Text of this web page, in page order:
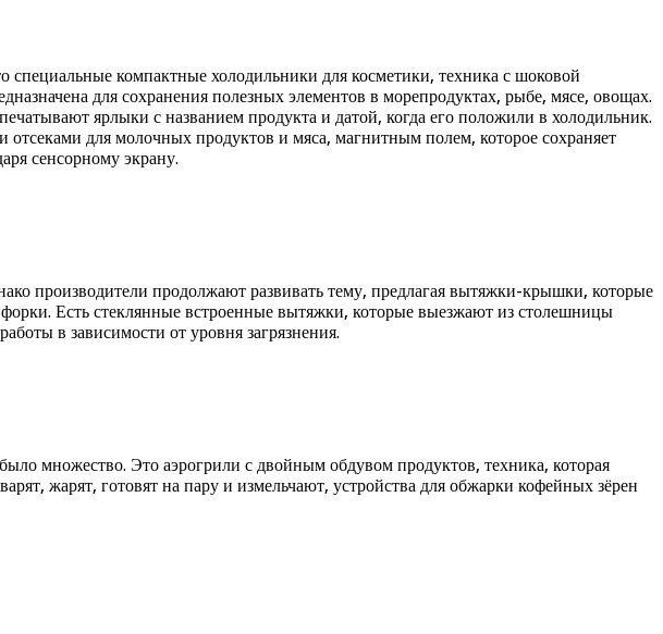
компактные холодильники для косметики, техника с шоковой
для сохранения полезных элементов в морепродуктах, рыбе, мясе, овощах.
ярлыки с названием продукта и датой, когда его положили в холодильник.
для молочных продуктов и мяса, магнитным полем, которое сохраняет
сенсорному экрану.
производители продолжают развивать тему, предлагая вытяжки-крышки, которые
Есть стеклянные встроенные вытяжки, которые выезжают из столешницы
в зависимости от уровня загрязнения.
множество. Это аэрогрили с двойным обдувом продуктов, техника, которая
жарят, готовят на пару и измельчают, устройства для обжарки кофейных зёрен